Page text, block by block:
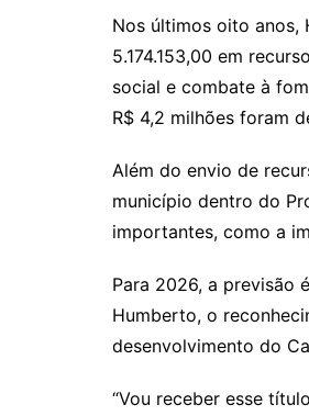
Nos últimos oito anos,
5.174.153,00 em
social e combate à
R$ 4,2 milhões foram
Além do envio de
município dentro do
importantes, como a
Para 2026, a previsão
Humberto, o
desenvolvimento do
“Vou receber esse